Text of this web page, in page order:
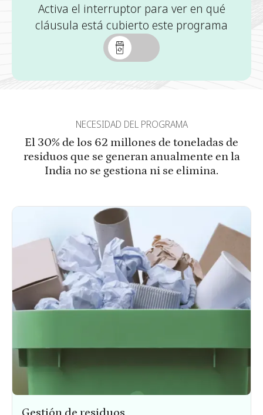
Activa el interruptor para ver en qué
cláusula está cubierto este programa
NECESIDAD DEL PROGRAMA
El 30% de los 62 millones de toneladas de
residuos que se generan anualmente en la
India no se gestiona ni se elimina.